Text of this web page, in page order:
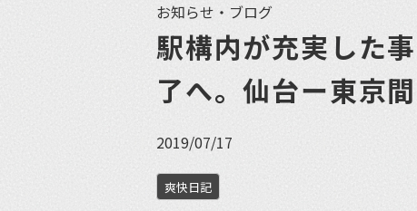
お知らせ・ブログ
駅構内が充実した
了へ。仙台ー東京
2019/07/17
爽快日記